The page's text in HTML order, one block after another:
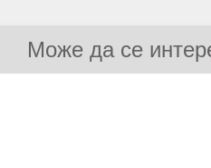
Може да се